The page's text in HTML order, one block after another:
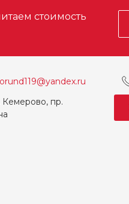
стоимость
Кемерово, пр.